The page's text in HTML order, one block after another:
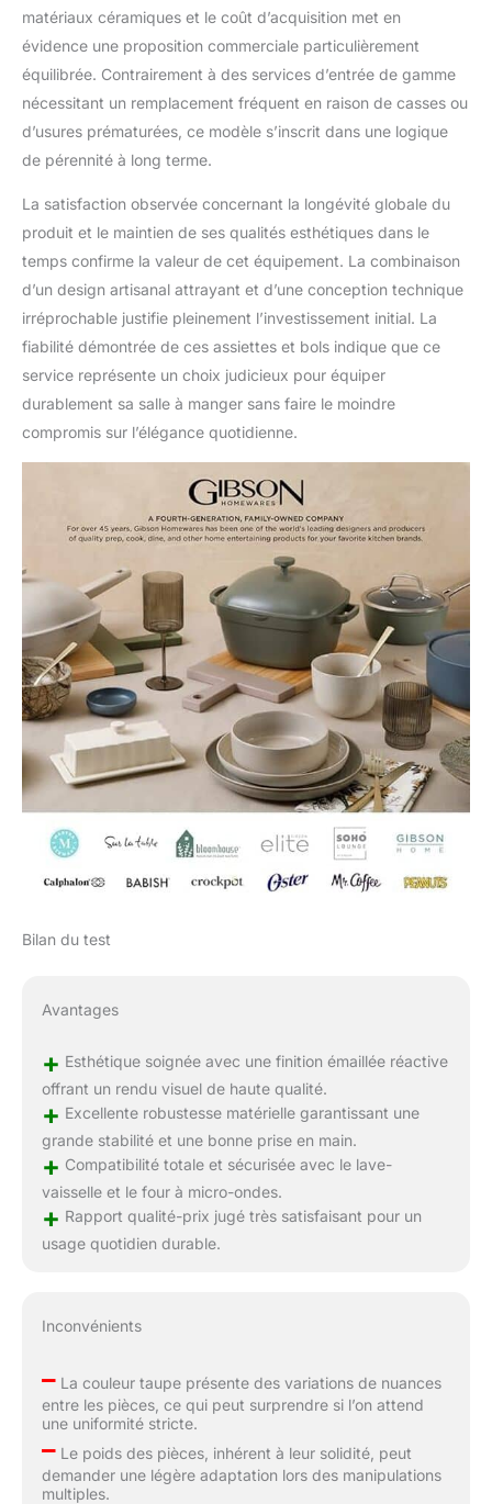
matériaux céramiques et le coût d’acquisition met en
évidence une proposition commerciale particulièrement
équilibrée. Contrairement à des services d’entrée de gamme
nécessitant un remplacement fréquent en raison de casses ou
d’usures prématurées, ce modèle s’inscrit dans une logique
de pérennité à long terme.
La satisfaction observée concernant la longévité globale du
produit et le maintien de ses qualités esthétiques dans le
temps confirme la valeur de cet équipement. La combinaison
d’un design artisanal attrayant et d’une conception technique
irréprochable justifie pleinement l’investissement initial. La
fiabilité démontrée de ces assiettes et bols indique que ce
service représente un choix judicieux pour équiper
durablement sa salle à manger sans faire le moindre
compromis sur l’élégance quotidienne.
Bilan du test
Avantages
+ Esthétique soignée avec une finition émaillée réactive
offrant un rendu visuel de haute qualité.
+ Excellente robustesse matérielle garantissant une
grande stabilité et une bonne prise en main.
+ Compatibilité totale et sécurisée avec le lave-
vaisselle et le four à micro-ondes.
+ Rapport qualité-prix jugé très satisfaisant pour un
usage quotidien durable.
Inconvénients
–La couleur taupe présente des variations de nuances
entre les pièces, ce qui peut surprendre si l’on attend
une uniformité stricte.
–Le poids des pièces, inhérent à leur solidité, peut
demander une légère adaptation lors des manipulations
multiples.